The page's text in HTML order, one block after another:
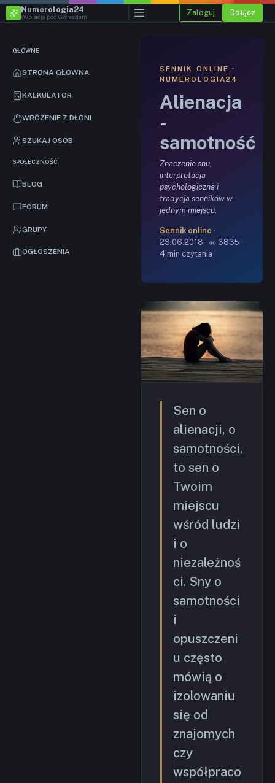
GŁÓWNE
STRONA GŁÓWNA
KALKULATOR
WRÓŻENIE Z DŁONI
SZUKAJ OSÓB
SPOŁECZNOŚĆ
BLOG
FORUM
GRUPY
OGŁOSZENIA
Numerologia24
Wibracja pod Gwiazdami Zaloguj Dołącz
SENNIK ONLINE ·
NUMEROLOGIA24
Alienacja
-
samotność
Znaczenie snu,
interpretacja
psychologiczna i
tradycja senników w
jednym miejscu.
Sennik online ·
23.06.2018 ·
3835 ·
4 min czytania
Sen o
alienacji, o
samotności,
to sen o
Twoim
miejscu
wśród ludzi
i o
niezależnoś
ci. Sny o
samotności
i
opuszczeni
u często
mówią o
izolowaniu
się od
znajomych
czy
współpraco